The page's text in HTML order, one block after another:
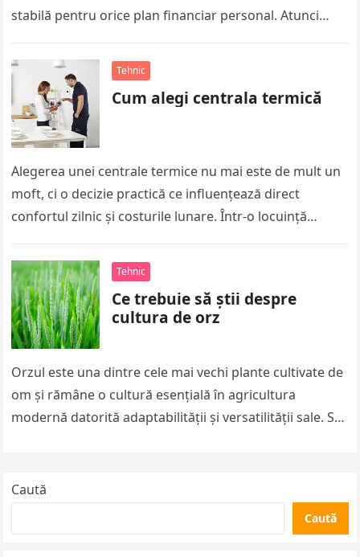
stabilă pentru orice plan financiar personal. Atunci
Tehnic
Cum alegi centrala termică
Alegerea unei centrale termice nu mai este de mult un
moft, ci o decizie practică ce influențează direct
confortul zilnic și costurile lunare. Într-o locuință
Tehnic
Ce trebuie să știi despre
cultura de orz
Orzul este una dintre cele mai vechi plante cultivate de
om și rămâne o cultură esențială în agricultura
modernă datorită adaptabilității și versatilității sale. Se
Caută
Caută